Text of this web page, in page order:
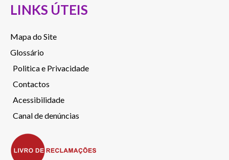
LINKS ÚTEIS
Mapa do Site
Glossário
Politica e Privacidade
Contactos
Acessibilidade
Canal de denúncias